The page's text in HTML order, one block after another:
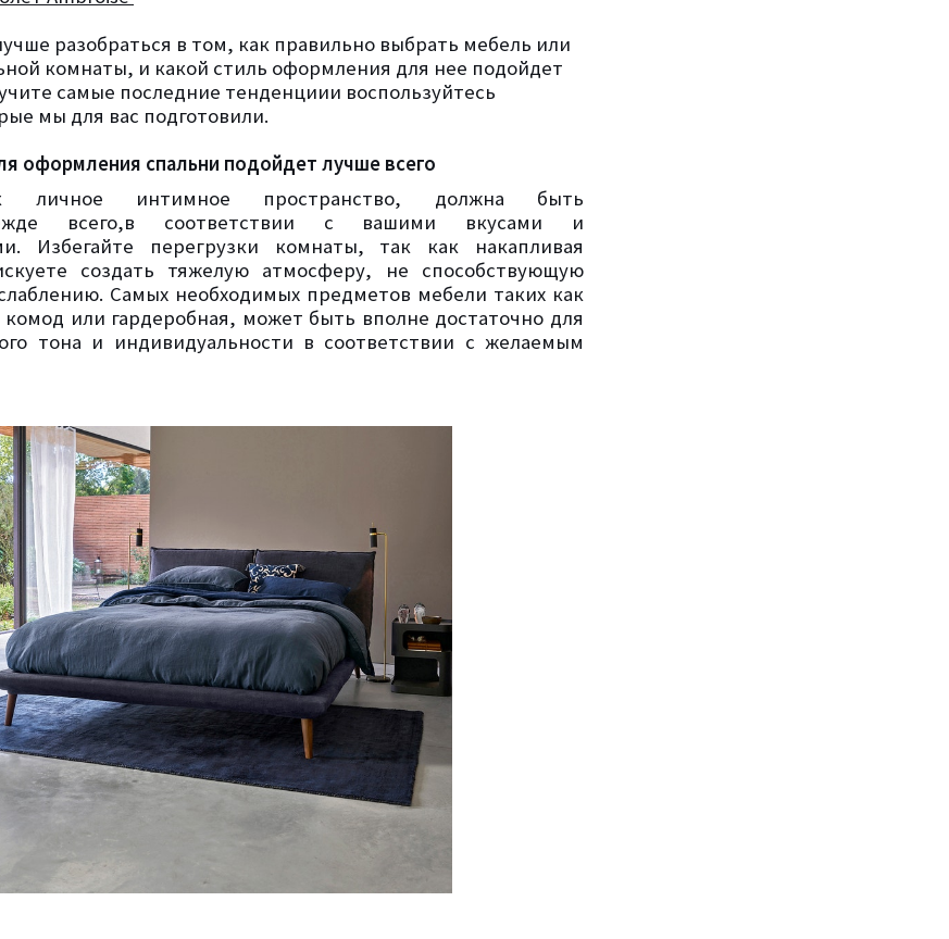
разобраться в том, как правильно выбрать мебель или
комнаты, и какой стиль оформления для нее подойдет
самые последние тенденциии воспользуйтесь
мы для вас подготовили.
оформления спальни подойдет лучше всего
личное интимное пространство, должна быть
всего,в соответствии с вашими вкусами и
Избегайте перегрузки комнаты, так как накапливая
создать тяжелую атмосферу, не способствующую
Самых необходимых предметов мебели таких как
или гардеробная, может быть вполне достаточно для
тона и индивидуальности в соответствии с желаемым